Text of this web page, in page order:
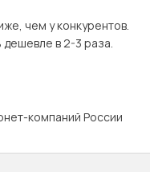
чем у конкурентов.
в 2-3 раза.
компаний России